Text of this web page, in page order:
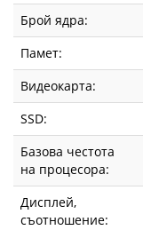
Брой ядра:
Памет:
Видеокарта:
SSD:
Базова честота
на процесора:
Дисплей,
съотношение: